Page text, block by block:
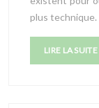
plus
LIRE LA SUITE